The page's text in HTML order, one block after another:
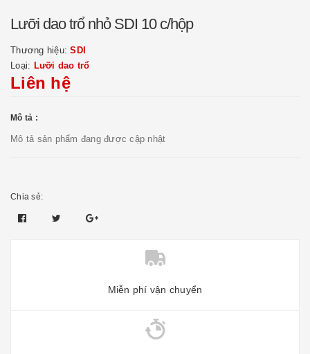
Lưỡi dao trổ nhỏ SDI 10 c/hộp
Thương hiệu:SDI
Loại: Lưỡi dao trổ
Liên hệ
Mô tả :
Mô tả sản phẩm đang được cập nhật
Chia sẻ:
Miễn phí vận chuyển